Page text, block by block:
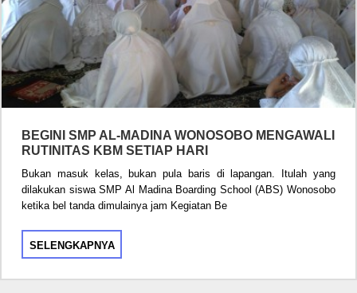
BEGINI SMP AL-MADINA WONOSOBO MENGAWALI
RUTINITAS KBM SETIAP HARI
Bukan masuk kelas, bukan pula baris di lapangan. Itulah yang
dilakukan siswa SMP Al Madina Boarding School (ABS) Wonosobo
ketika bel tanda dimulainya jam Kegiatan Be
SELENGKAPNYA